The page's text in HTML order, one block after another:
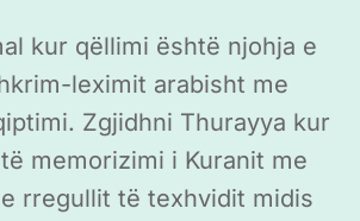
kur qëllimi është njohja e
leximit arabisht me
Zgjidhni Thurayya kur
memorizimi i Kuranit me
rregullit të texhvidit midis